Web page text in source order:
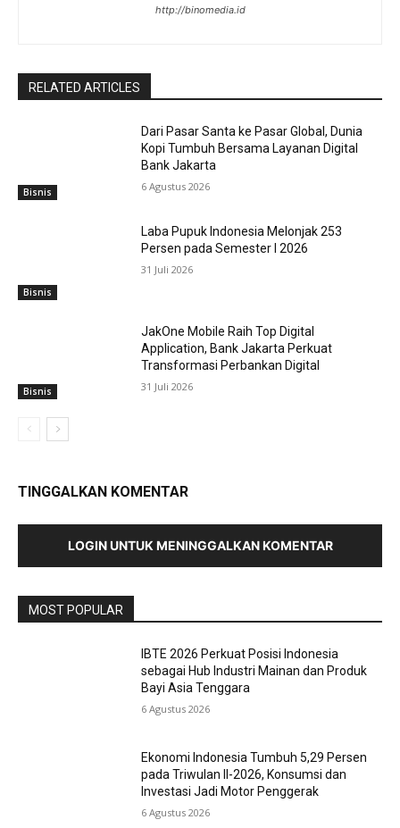
http://binomedia.id
RELATED ARTICLES
Bisnis
Dari Pasar Santa ke Pasar Global, Dunia
Kopi Tumbuh Bersama Layanan Digital
Bank Jakarta
6 Agustus 2026
Bisnis
Laba Pupuk Indonesia Melonjak 253
Persen pada Semester I 2026
31 Juli 2026
Bisnis
JakOne Mobile Raih Top Digital
Application, Bank Jakarta Perkuat
Transformasi Perbankan Digital
31 Juli 2026
TINGGALKAN KOMENTAR
LOGIN UNTUK MENINGGALKAN KOMENTAR
MOST POPULAR
IBTE 2026 Perkuat Posisi Indonesia
sebagai Hub Industri Mainan dan Produk
Bayi Asia Tenggara
6 Agustus 2026
Ekonomi Indonesia Tumbuh 5,29 Persen
pada Triwulan II-2026, Konsumsi dan
Investasi Jadi Motor Penggerak
6 Agustus 2026